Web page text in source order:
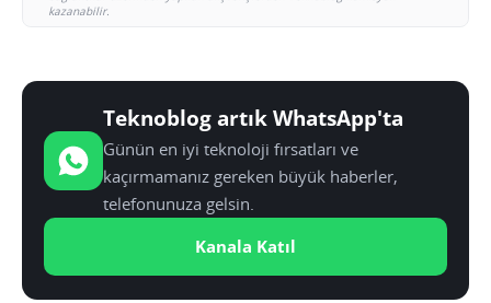
kazanabilir.
Teknoblog artık WhatsApp'ta
Günün en iyi teknoloji fırsatları ve
kaçırmamanız gereken büyük haberler,
telefonunuza gelsin.
Kanala Katıl